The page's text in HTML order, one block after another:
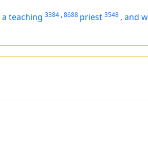
teaching 3384 ,8688 priest 3548 , and